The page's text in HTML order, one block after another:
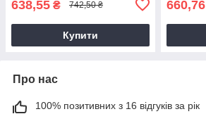
638,55 ₴ 742,50 ₴
Купити
660,76
Про нас
100% позитивних з 16 відгуків за рік